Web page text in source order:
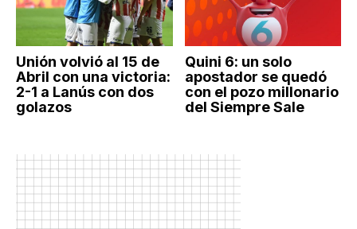
Unión volvió al 15 de
Abril con una victoria:
2-1 a Lanús con dos
golazos
Quini 6: un solo
apostador se quedó
con el pozo millonario
del Siempre Sale